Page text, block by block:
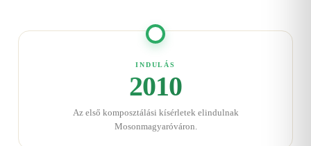
INDULÁS
2010
Az első komposztálási kísérletek elindulnak
Mosonmagyaróváron.